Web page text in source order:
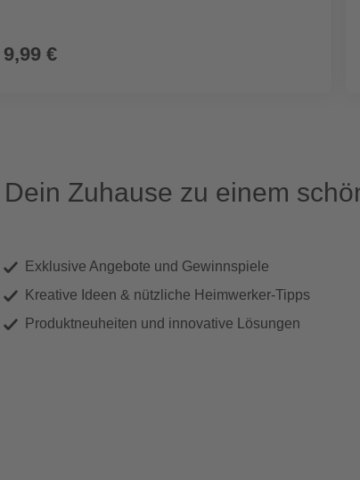
9,99 €
Zuhause zu einem
Exklusive Angebote und Gewinnspiele
Kreative Ideen & nützliche Heimwerker-Tipps
Produktneuheiten und innovative Lösungen